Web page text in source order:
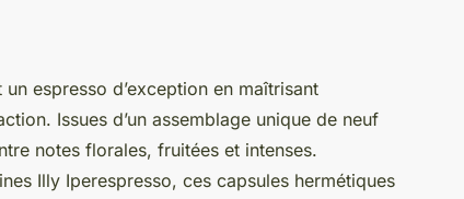
espresso d’exception en maîtrisant
Issues d’un assemblage unique de neuf
notes florales, fruitées et intenses.
Illy Iperespresso, ces capsules hermétiques